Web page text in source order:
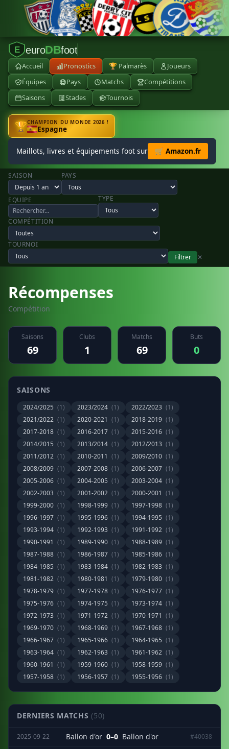
E euroDBfoot
Accueil Pronostics 🏆 Palmarès
Joueurs
Équipes
Pays Matchs
Compétitions
Saisons
Stades Tournois
🏆CHAMPION DU MONDE 2026 !
Espagne
Maillots, livres et équipements foot sur 🛒 Amazon.fr
SAISON PAYS
EQUIPE TYPE
COMPÉTITION
TOURNOI
Filtrer
✕
Récompenses
Compétition
Saisons
69
Clubs
1
Matchs
69
Buts
0
SAISONS
2024/2025 (1) 2023/2024 (1) 2022/2023 (1)
2021/2022 (1) 2020-2021 (1) 2018-2019 (1)
2017-2018 (1) 2016-2017 (1) 2015-2016 (1)
2014/2015 (1) 2013/2014 (1) 2012/2013 (1)
2011/2012 (1) 2010-2011 (1) 2009/2010 (1)
2008/2009 (1) 2007-2008 (1) 2006-2007 (1)
2005-2006 (1) 2004-2005 (1) 2003-2004 (1)
2002-2003 (1) 2001-2002 (1) 2000-2001 (1)
1999-2000 (1) 1998-1999 (1) 1997-1998 (1)
1996-1997 (1) 1995-1996 (1) 1994-1995 (1)
1993-1994 (1) 1992-1993 (1) 1991-1992 (1)
1990-1991 (1) 1989-1990 (1) 1988-1989 (1)
1987-1988 (1) 1986-1987 (1) 1985-1986 (1)
1984-1985 (1) 1983-1984 (1) 1982-1983 (1)
1981-1982 (1) 1980-1981 (1) 1979-1980 (1)
1978-1979 (1) 1977-1978 (1) 1976-1977 (1)
1975-1976 (1) 1974-1975 (1) 1973-1974 (1)
1972-1973 (1) 1971-1972 (1) 1970-1971 (1)
1969-1970 (1) 1968-1969 (1) 1967-1968 (1)
1966-1967 (1) 1965-1966 (1) 1964-1965 (1)
1963-1964 (1) 1962-1963 (1) 1961-1962 (1)
1960-1961 (1) 1959-1960 (1) 1958-1959 (1)
1957-1958 (1) 1956-1957 (1) 1955-1956 (1)
DERNIERS MATCHS(50)
2025-09-22 Ballon d'or 0–0 Ballon d'or #40038